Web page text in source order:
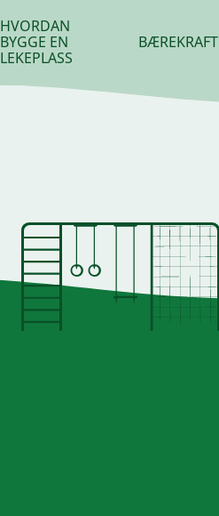
HVORDAN
BYGGE EN
LEKEPLASS
BÆREKRAFT